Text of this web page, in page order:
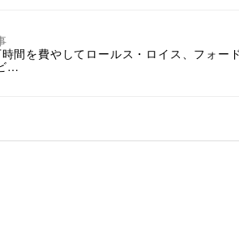
間を費やしてロールス・ロイス、フォー
…